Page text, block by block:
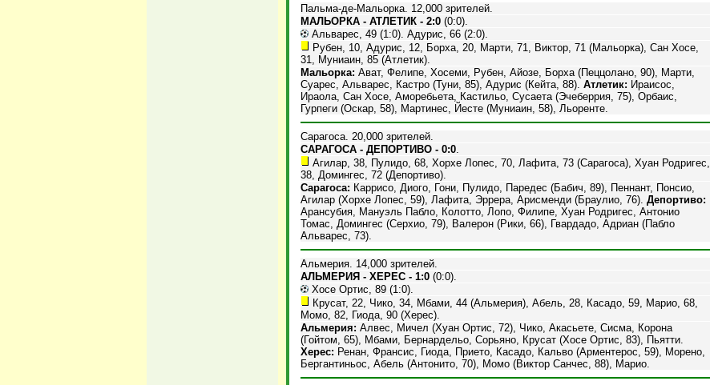
Пальма-де-Мальорка. 12,000 зрителей.
МАЛЬОРКА - АТЛЕТИК - 2:0(0:0).
Альварес, 49 (1:0). Адурис, 66 (2:0).
Рубен, 10, Адурис, 12, Борха, 20, Марти, 71, Виктор, 71 (Мальорка), Сан Хосе,
31, Муниаин, 85 (Атлетик).
Мальорка: Ават, Фелипе, Хосеми, Рубен, Айозе, Борха (Пеццолано, 90), Марти,
Суарес, Альварес, Кастро (Туни, 85), Адурис (Кейта, 88). Атлетик: Ираисос,
Ираола, Сан Хосе, Аморебьета, Кастильо, Сусаета (Эчеберрия, 75), Орбаис,
Гурпеги (Оскар, 58), Мартинес, Йесте (Муниаин, 58), Льоренте.
Сарагоса. 20,000 зрителей.
САРАГОСА - ДЕПОРТИВО - 0:0.
Агилар, 38, Пулидо, 68, Хорхе Лопес, 70, Лафита, 73 (Сарагоса), Хуан Родригес,
38, Домингес, 72 (Депортиво).
Сарагоса: Каррисо, Диого, Гони, Пулидо, Паредес (Бабич, 89), Пеннант, Понсио,
Агилар (Хорхе Лопес, 59), Лафита, Эррера, Арисменди (Браулио, 76). Депортиво:
Арансубия, Мануэль Пабло, Колотто, Лопо, Филипе, Хуан Родригес, Антонио
Томас, Домингес (Серхио, 79), Валерон (Рики, 66), Гвардадо, Адриан (Пабло
Альварес, 73).
Альмерия. 14,000 зрителей.
АЛЬМЕРИЯ - ХЕРЕС - 1:0(0:0).
Хосе Ортис, 89 (1:0).
Крусат, 22, Чико, 34, Мбами, 44 (Альмерия), Абель, 28, Касадо, 59, Марио, 68,
Момо, 82, Гиода, 90 (Херес).
Альмерия: Алвес, Мичел (Хуан Ортис, 72), Чико, Акасьете, Сисма, Корона
(Гойтом, 65), Мбами, Бернардельо, Сорьяно, Крусат (Хосе Ортис, 83), Пьятти.
Херес: Ренан, Франсис, Гиода, Прието, Касадо, Кальво (Арментерос, 59), Морено,
Бергантиньос, Абель (Антонито, 70), Момо (Виктор Санчес, 88), Марио.